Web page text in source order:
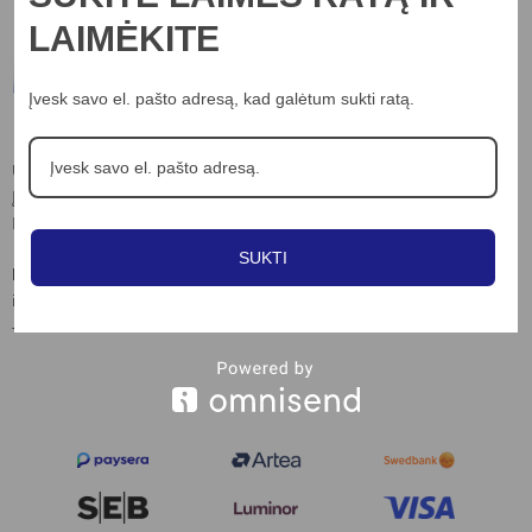
UAB “Nord lights”
Įm.k. 306703898
info@nordlights.lt
+370 615 90769
Informacija
Kontaktai
Privatumo poltika
LAIMĖKITE
Įvesk savo el. pašto adresą, kad galėtum sukti ratą.
SUKTI